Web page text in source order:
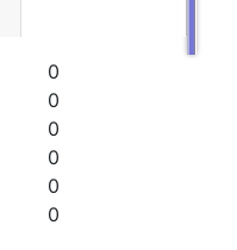
0
0
0
0
0
0